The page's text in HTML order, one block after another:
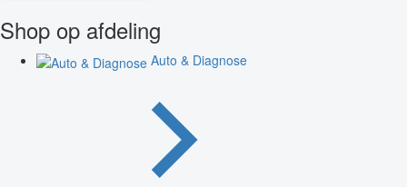
Shop op afdeling
Auto & Diagnose